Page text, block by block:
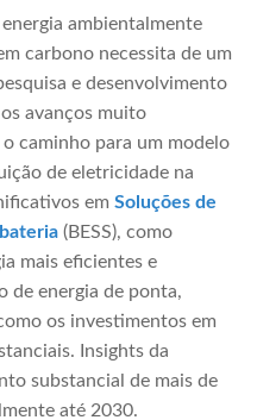
ambientalmente
carbono necessita de um
e desenvolvimento
avanços muito
caminho para um modelo
de eletricidade na
em Soluções de
(BESS), como
mais eficientes e
de energia de ponta,
os investimentos em
Insights da
substancial de mais de
até 2030.